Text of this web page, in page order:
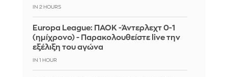
IN 2 HOURS
Europa League: ΠΑΟΚ -Άντερλεχτ 0-1
(ημίχρονο) - Παρακολουθείστε live την
εξέλιξη του αγώνα
IN 1 HOUR